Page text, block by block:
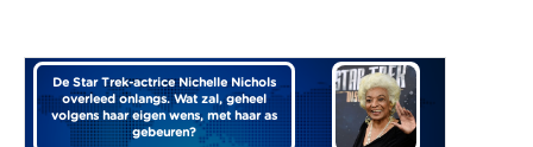
De Star Trek-actrice Nichelle Nichols
overleed onlangs. Wat zal, geheel
volgens haar eigen wens, met haar as
gebeuren?